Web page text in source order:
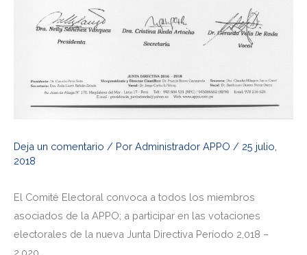
Deja un comentario / Por Administrador APPO / 25 julio,
2018
El Comité Electoral convoca a todos los miembros
asociados de la APPO; a participar en las votaciones
electorales de la nueva Junta Directiva Período 2,018 –
2,020.